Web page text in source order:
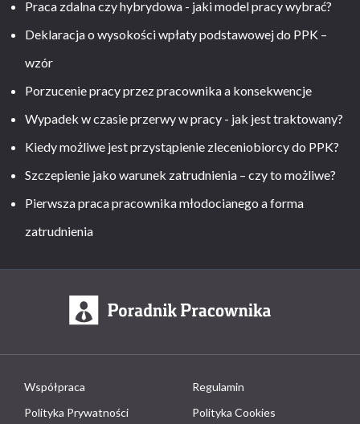
Praca zdalna czy hybrydowa - jaki model pracy wybrać?
Deklaracja o wysokości wpłaty podstawowej do PPK –
wzór
Porzucenie pracy przez pracownika a konsekwencje
Wypadek w czasie przerwy w pracy - jak jest traktowany?
Kiedy możliwe jest przystąpienie zleceniobiorcy do PPK?
Szczepienie jako warunek zatrudnienia – czy to możliwe?
Pierwsza praca pracownika młodocianego a forma
zatrudnienia
Współpraca
Regulamin
Polityka Prywatności
Polityka Cookies